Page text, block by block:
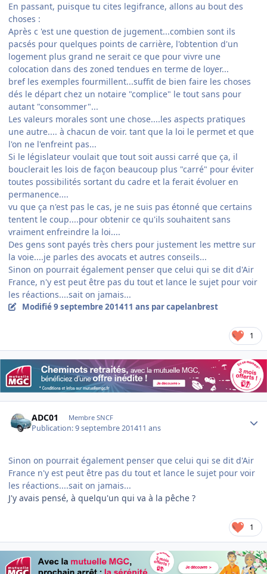
En passant, puisque tu cites legifrance, allons au bout des
choses :
Après c 'est une question de jugement...combien sont ils
pacsés pour quelques points de carrière, l'obtention d'un
logement plus grand ne serait ce que pour vivre une
colocation dans des zoned tendues en terme de loyer...
bref les exemples fourmillent...suffit de bien faire les choses
dés le départ chez un notaire "complice" le tout sans pour
autant "consommer"...
Les valeurs morales sont une chose....les aspects pratiques
une autre.... à chacun de voir. tant que la loi le permet et que
l'on ne l'enfreint pas...
Si le législateur voulait que tout soit aussi carré que ça, il
bouclerait les lois de façon beaucoup plus "carré" pour éviter
toutes possibilités sortant du cadre et la ferait évoluer en
permanence....
vu que ça n'est pas le cas, je ne suis pas étonné que certains
tentent le coup....pour obtenir ce qu'ils souhaitent sans
vraiment enfreindre la loi....
Des gens sont payés très chers pour justement les mettre sur
la voie....je parles des avocats et autres conseils...
Sinon on pourrait également penser que celui qui se dit d'Air
France, n'y est peut être pas du tout et lance le sujet pour voir
les réactions....sait on jamais...
Modifié9 septembre 201411 ans par capelanbrest
1
ADC01 Membre SNCF
Publication:9 septembre 201411 ans
Sinon on pourrait également penser que celui qui se dit d'Air
France n'y est peut être pas du tout et lance le sujet pour voir
les réactions....sait on jamais...
J'y avais pensé, à quelqu'un qui va à la pêche ?
1